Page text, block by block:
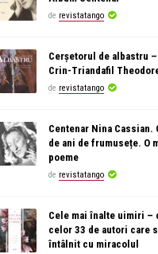
de revistatango
Cerșetorul de albastru
Crin-Triandafil
de revistatango
Centenar Nina Cassian.
de ani de frumusețe. O
poeme
de revistatango
Cele mai înalte uimiri –
celor 33 de autori care
întâlnit cu miracolul